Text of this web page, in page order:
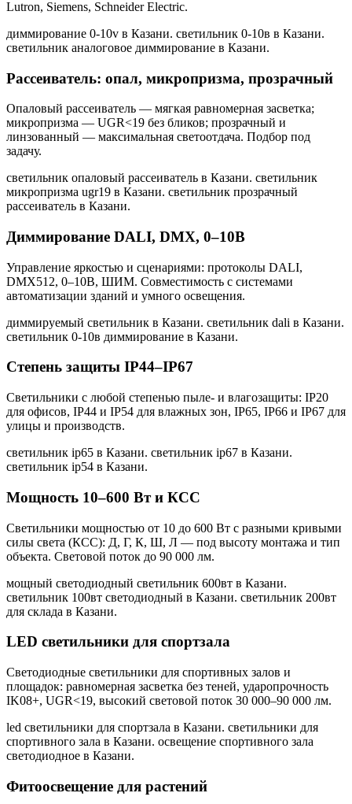
Lutron, Siemens, Schneider Electric.
диммирование 0-10v в Казани. светильник 0-10в в Казани.
светильник аналоговое диммирование в Казани.
Рассеиватель: опал, микропризма, прозрачный
Опаловый рассеиватель — мягкая равномерная засветка;
микропризма — UGR<19 без бликов; прозрачный и
линзованный — максимальная светоотдача. Подбор под
задачу.
светильник опаловый рассеиватель в Казани. светильник
микропризма ugr19 в Казани. светильник прозрачный
рассеиватель в Казани.
Диммирование DALI, DMX, 0–10В
Управление яркостью и сценариями: протоколы DALI,
DMX512, 0–10В, ШИМ. Совместимость с системами
автоматизации зданий и умного освещения.
диммируемый светильник в Казани. светильник dali в Казани.
светильник 0-10в диммирование в Казани.
Степень защиты IP44–IP67
Светильники с любой степенью пыле- и влагозащиты: IP20
для офисов, IP44 и IP54 для влажных зон, IP65, IP66 и IP67 для
улицы и производств.
светильник ip65 в Казани. светильник ip67 в Казани.
светильник ip54 в Казани.
Мощность 10–600 Вт и КСС
Светильники мощностью от 10 до 600 Вт с разными кривыми
силы света (КСС): Д, Г, К, Ш, Л — под высоту монтажа и тип
объекта. Световой поток до 90 000 лм.
мощный светодиодный светильник 600вт в Казани.
светильник 100вт светодиодный в Казани. светильник 200вт
для склада в Казани.
LED светильники для спортзала
Светодиодные светильники для спортивных залов и
площадок: равномерная засветка без теней, ударопрочность
IK08+, UGR<19, высокий световой поток 30 000–90 000 лм.
led светильники для спортзала в Казани. светильники для
спортивного зала в Казани. освещение спортивного зала
светодиодное в Казани.
Фитоосвещение для растений